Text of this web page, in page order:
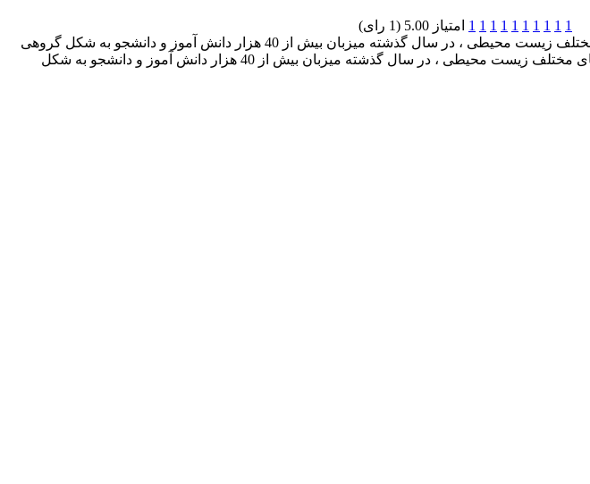
1
1
1
1
1
1
1
1
1
1 امتیاز 5.00 (1 رای)
خبرگزاری آریا-موزه طبیعت و حیات وحش ایران –دارآباد- با جاذبه های طبیعی و حیات وحش و گونه های مختلف زیست محیطی ، در سال گذشته میزبان بیش از 40 هزار دانش آموز و دانشجو به شکل گروهی
بود. خبرگزاری آریا-موزه طبیعت و حیات وحش ایران –دارآباد- با جاذبه های طبیعی و حیات وحش و گونه های مختلف زیست محیطی ، در سال گذشته میزبان بیش از 40 هزار دانش آموز و دانشجو به شکل